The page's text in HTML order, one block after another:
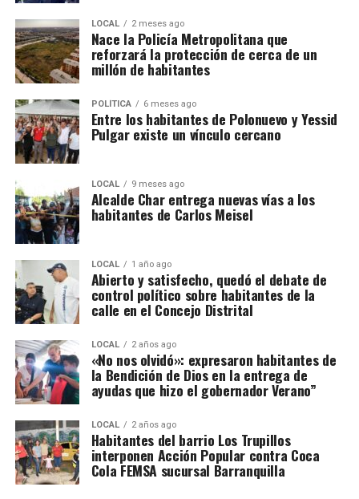
LOCAL 2 meses ago
Nace la Policía Metropolitana que
reforzará la protección de cerca de un
millón de habitantes
POLÍTICA 6 meses ago
Entre los habitantes de Polonuevo y Yessid
Pulgar existe un vínculo cercano
LOCAL 9 meses ago
Alcalde Char entrega nuevas vías a los
habitantes de Carlos Meisel
LOCAL 1 año ago
Abierto y satisfecho, quedó el debate de
control político sobre habitantes de la
calle en el Concejo Distrital
LOCAL 2 años ago
«No nos olvidó»: expresaron habitantes de
la Bendición de Dios en la entrega de
ayudas que hizo el gobernador Verano”
LOCAL 2 años ago
Habitantes del barrio Los Trupillos
interponen Acción Popular contra Coca
Cola FEMSA sucursal Barranquilla